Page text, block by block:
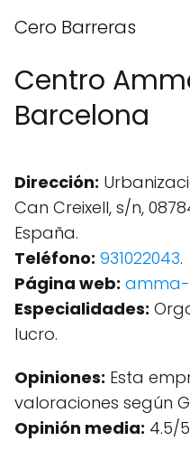
Cero Barreras
Centro
Barcelona
Dirección:
Can Creixell, s/n,
España.
Teléfono: 931022043.
Página web: amma-
Especialidades:
lucro.
Opiniones: Esta
valoraciones según
Opinión media: 4.5/